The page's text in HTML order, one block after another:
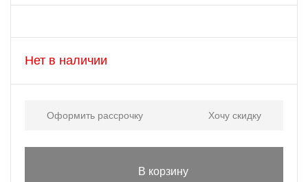
Нет в наличии
Оформить рассрочку Хочу скидку
В корзину